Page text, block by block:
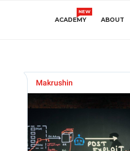
ACADEMY
NEW
ABOUT